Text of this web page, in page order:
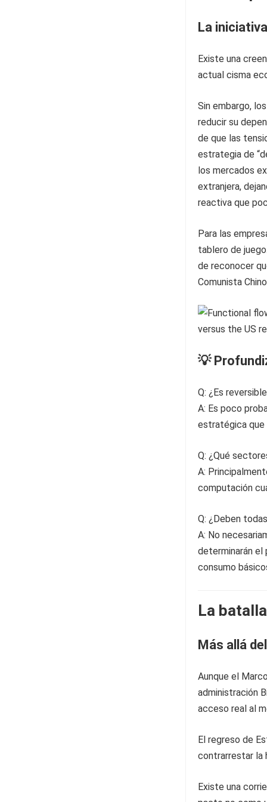
La
Existe una
actual cisma
Sin embargo,
reducir su
de que las
estrategia de
los mercados
extranjera,
reactiva que
Para las
tablero de
de reconocer
Comunista
💡
Q: ¿Es
A: Es poco
estratégica que
Q: ¿Qué
A:
computación
Q: ¿Deben
A: No
determinarán
consumo
La
Más allá
Aunque el
administración
acceso real al
El regreso de
contrarrestar la
Existe una